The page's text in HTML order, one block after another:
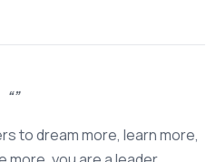
to dream more, learn more,